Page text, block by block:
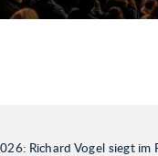
Richard Vogel siegt im